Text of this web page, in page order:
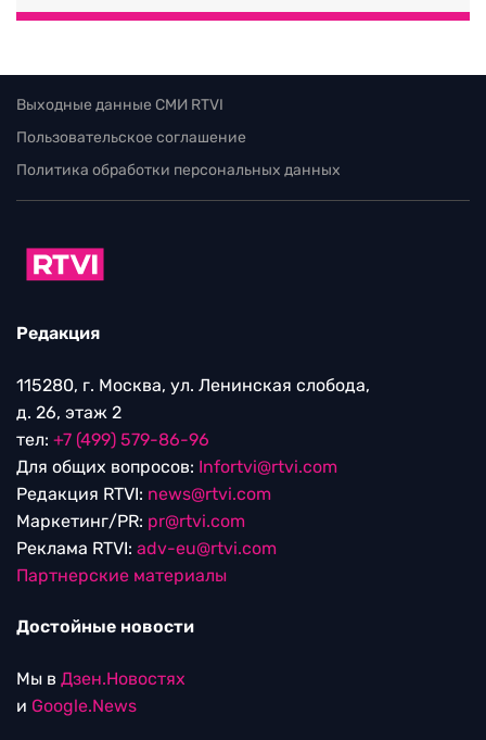
Выходные данные СМИ RTVI
Пользовательское соглашение
Политика обработки персональных данных
Редакция
115280, г. Москва, ул. Ленинская слобода,
д. 26, этаж 2
тел: +7 (499) 579-86-96
Для общих вопросов: Infortvi@rtvi.com
Редакция RTVI: news@rtvi.com
Маркетинг/PR: pr@rtvi.com
Реклама RTVI: adv-eu@rtvi.com
Партнерские материалы
Достойные новости
Мы в Дзен.Новостях
и Google.News